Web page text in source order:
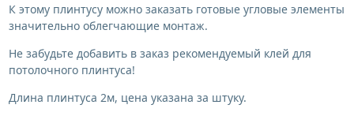
К этому плинтусу можно заказать готовые угловые элементы
значительно облегчающие монтаж.
Не забудьте добавить в заказ рекомендуемый клей для
потолочного плинтуса!
Длина плинтуса 2м, цена указана за штуку.